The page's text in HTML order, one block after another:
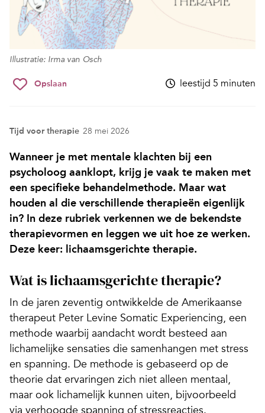
Illustratie: Irma van Osch
Opslaan leestijd 5 minuten
Tijd voor therapie 28 mei 2026
Wanneer je met mentale klachten bij een
psycholoog aanklopt, krijg je vaak te maken met
een specifieke behandelmethode. Maar wat
houden al die verschillende therapieën eigenlijk
in? In deze rubriek verkennen we de bekendste
therapievormen en leggen we uit hoe ze werken.
Deze keer: lichaamsgerichte therapie.
Wat is lichaamsgerichte therapie?
In de jaren zeventig ontwikkelde de Amerikaanse
therapeut Peter Levine Somatic Experiencing, een
methode waarbij aandacht wordt besteed aan
lichamelijke sensaties die samenhangen met stress
en spanning. De methode is gebaseerd op de
theorie dat ervaringen zich niet alleen mentaal,
maar ook lichamelijk kunnen uiten, bijvoorbeeld
via verhoogde spanning of stressreacties.